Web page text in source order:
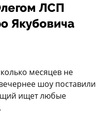
ЛСП
Якубовича
месяцев не
шоу поставили
ищет любые